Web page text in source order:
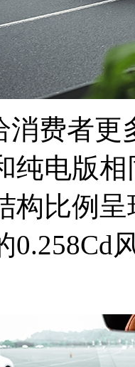
消费者更
纯电版
构比例
0.258Cd